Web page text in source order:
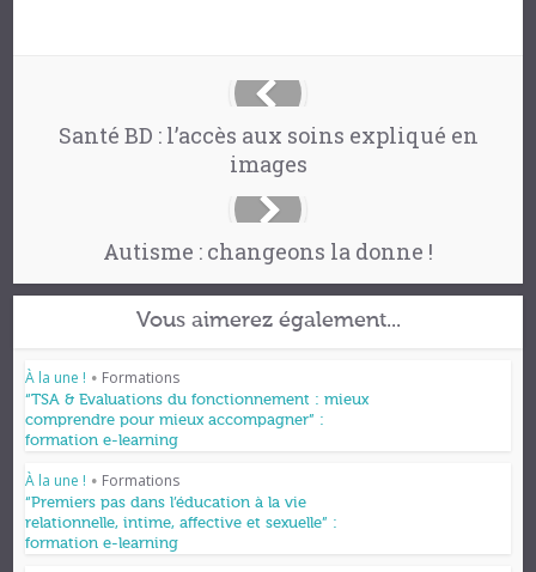
Santé BD : l’accès aux soins expliqué en
images
Autisme : changeons la donne !
Vous aimerez également...
À la une ! • Formations
“TSA & Evaluations du fonctionnement : mieux
comprendre pour mieux accompagner” :
formation e-learning
À la une ! • Formations
“Premiers pas dans l’éducation à la vie
relationnelle, intime, affective et sexuelle” :
formation e-learning